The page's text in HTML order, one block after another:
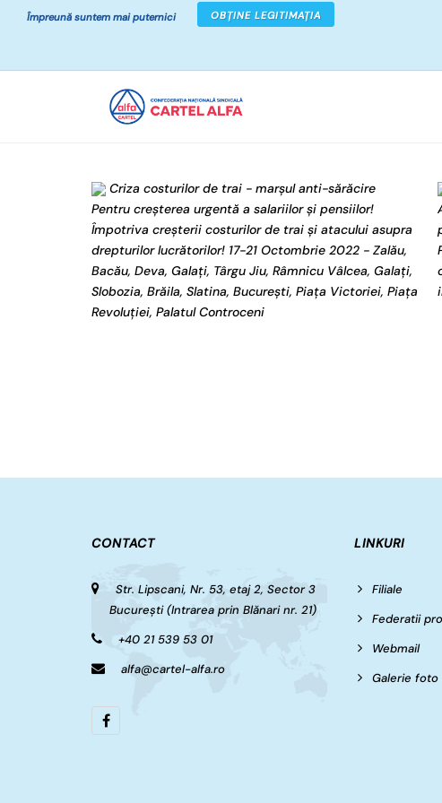
Împreună suntem mai puternici OBȚINE LEGITIMAȚIA
Criza costurilor de trai - marşul anti-sărăcire
Pentru creșterea urgentă a salariilor și pensiilor!
Împotriva creșterii costurilor de trai și atacului asupra
drepturilor lucrătorilor! 17-21 Octombrie 2022 - Zalău,
Bacău, Deva, Galați, Târgu Jiu, Râmnicu Vâlcea, Galați,
Slobozia, Brăila, Slatina, București, Piața Victoriei, Piața
Revoluției, Palatul Controceni
CONTACT
Str. Lipscani, Nr. 53, etaj 2, Sector 3
București (Intrarea prin Blănari nr. 21)
+40 21 539 53 01
alfa@cartel-alfa.ro
LINKURI
Filiale
Federatii
Webmail
Galerie foto